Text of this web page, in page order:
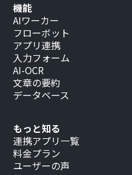
もっと知る
連携アプリ一覧
料金プラン
ユーザーの声
機能
AIワーカー
フローボット
アプリ連携
入力フォーム
AI-OCR
文章の要約
データベース